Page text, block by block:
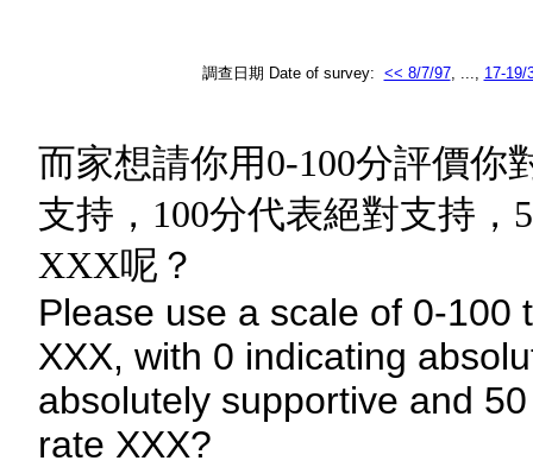
調查日期 Date of survey: << 8/7/97, ..., 17-19/
而家想請你用0-100分評價
支持，100分代表絕對支持
XXX呢？
Please use a scale of 0-
XXX, with 0 indicating
absolutely supportive and
rate XXX?